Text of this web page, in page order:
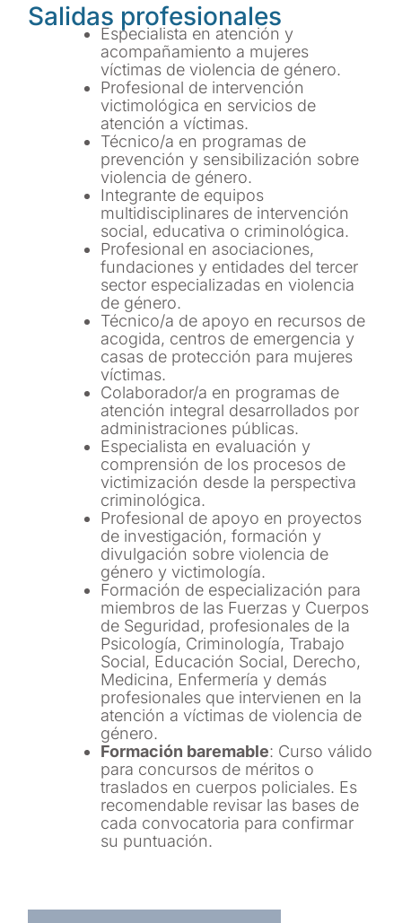
Salidas profesionales
Especialista en atención y
acompañamiento a mujeres
víctimas de violencia de género.
Profesional de intervención
victimológica en servicios de
atención a víctimas.
Técnico/a en programas de
prevención y sensibilización sobre
violencia de género.
Integrante de equipos
multidisciplinares de intervención
social, educativa o criminológica.
Profesional en asociaciones,
fundaciones y entidades del tercer
sector especializadas en violencia
de género.
Técnico/a de apoyo en recursos de
acogida, centros de emergencia y
casas de protección para mujeres
víctimas.
Colaborador/a en programas de
atención integral desarrollados por
administraciones públicas.
Especialista en evaluación y
comprensión de los procesos de
victimización desde la perspectiva
criminológica.
Profesional de apoyo en proyectos
de investigación, formación y
divulgación sobre violencia de
género y victimología.
Formación de especialización para
miembros de las Fuerzas y Cuerpos
de Seguridad, profesionales de la
Psicología, Criminología, Trabajo
Social, Educación Social, Derecho,
Medicina, Enfermería y demás
profesionales que intervienen en la
atención a víctimas de violencia de
género.
Formación baremable: Curso válido
para concursos de méritos o
traslados en cuerpos policiales. Es
recomendable revisar las bases de
cada convocatoria para confirmar
su puntuación.